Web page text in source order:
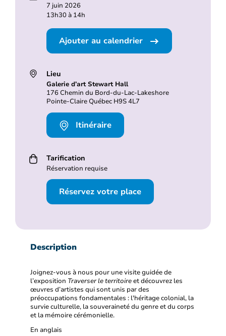
7 juin 2026
13h30 à 14h
Ajouter au calendrier
Lieu
Galerie d’art Stewart Hall
176 Chemin du Bord-du-Lac-Lakeshore
Pointe-Claire Québec H9S 4L7
Itinéraire
Tarification
Réservation requise
Réservez votre place
Description
Joignez-vous à nous pour une visite guidée de
l’exposition Traverser le territoireet découvrez les
œuvres d’artistes qui sont unis par des
préoccupations fondamentales : l'héritage colonial, la
survie culturelle, la souveraineté du genre et du corps
et la mémoire cérémonielle.
En anglais